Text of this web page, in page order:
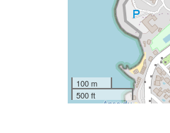
100 m
500 ft